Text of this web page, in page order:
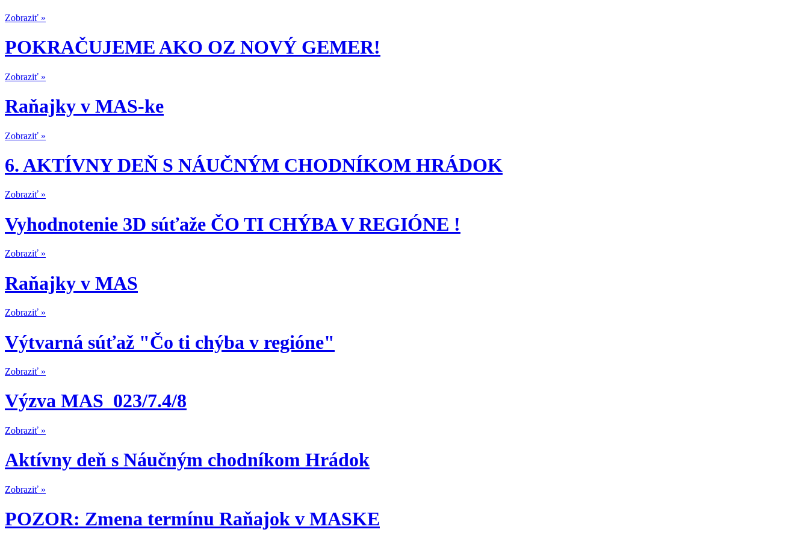
Zobraziť »
POKRAČUJEME AKO OZ NOVÝ GEMER!
Zobraziť »
Raňajky v MAS-ke
Zobraziť »
6. AKTÍVNY DEŇ S NÁUČNÝM CHODNÍKOM HRÁDOK
Zobraziť »
Vyhodnotenie 3D súťaže ČO TI CHÝBA V REGIÓNE !
Zobraziť »
Raňajky v MAS
Zobraziť »
Výtvarná súťaž "Čo ti chýba v regióne"
Zobraziť »
Výzva MAS_023/7.4/8
Zobraziť »
Aktívny deň s Náučným chodníkom Hrádok
Zobraziť »
POZOR: Zmena termínu Raňajok v MASKE